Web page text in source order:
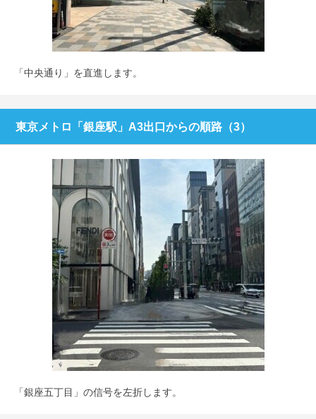
「中央通り」を直進します。
東京メトロ「銀座駅」A3出口からの順路（3）
「銀座五丁目」の信号を左折します。